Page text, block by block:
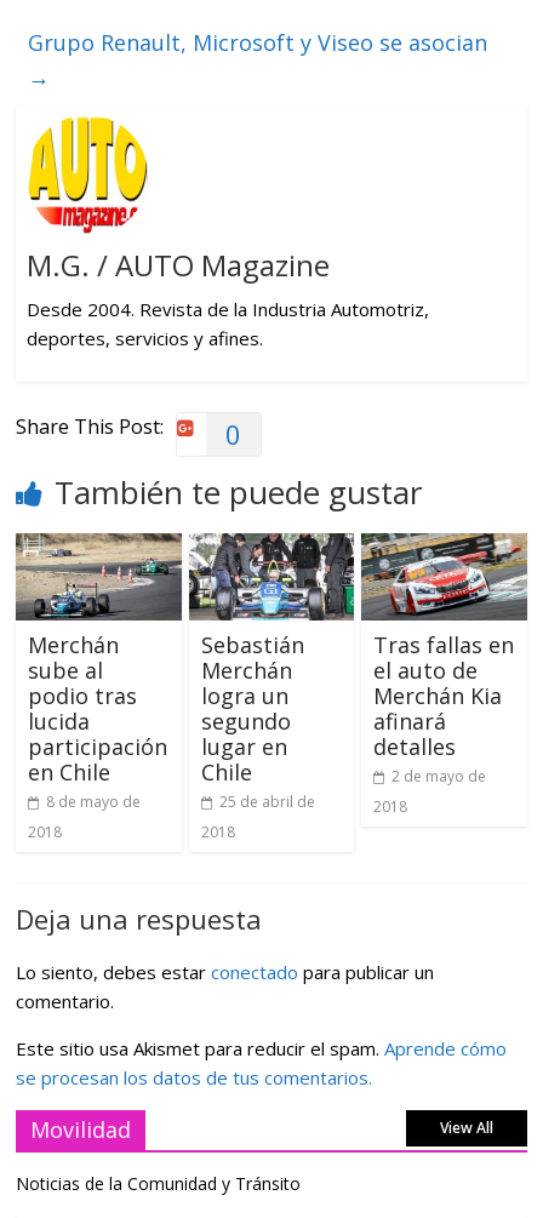
Grupo Renault, Microsoft y Viseo se asocian
→
M.G. / AUTO Magazine
Desde 2004. Revista de la Industria Automotriz,
deportes, servicios y afines.
Share This Post: 0
También te puede gustar
Merchán
sube al
podio tras
lucida
participación
en Chile
8 de mayo de
2018
Sebastián
Merchán
logra un
segundo
lugar en
Chile
25 de abril de
2018
Tras fallas en
el auto de
Merchán Kia
afinará
detalles
2 de mayo de
2018
Deja una respuesta
Lo siento, debes estarconectado para publicar un
comentario.
Este sitio usa Akismet para reducir el spam.Aprende cómo
se procesan los datos de tus comentarios.
Movilidad View All
Noticias de la Comunidad y Tránsito